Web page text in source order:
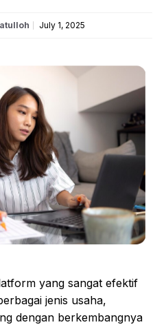
July 1, 2025
yang sangat efektif
jenis usaha,
dengan berkembangnya